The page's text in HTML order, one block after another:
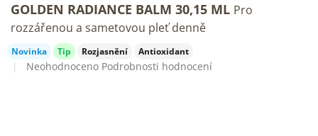
GOLDEN RADIANCE BALM 30,15 ML Pro
rozzářenou a sametovou pleť denně
Novinka Tip Rozjasnění Antioxidant
Průměrné
Neohodnoceno Podrobnosti hodnocení